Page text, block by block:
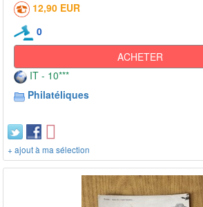
12,90 EUR
0
ACHETER
IT - 10***
Philatéliques
+ ajout à ma sélection